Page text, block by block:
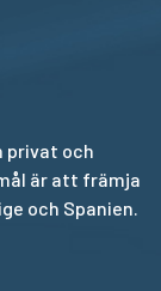
privat och
är att främja
och Spanien.